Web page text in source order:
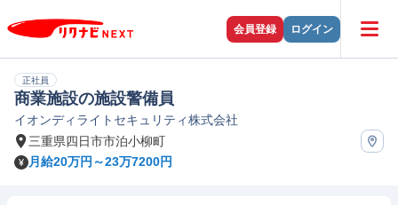
会員登録 ログイン
正社員
商業施設の施設警備員
イオンディライトセキュリティ株式会社
三重県四日市市泊小柳町
月給20万円～23万7200円